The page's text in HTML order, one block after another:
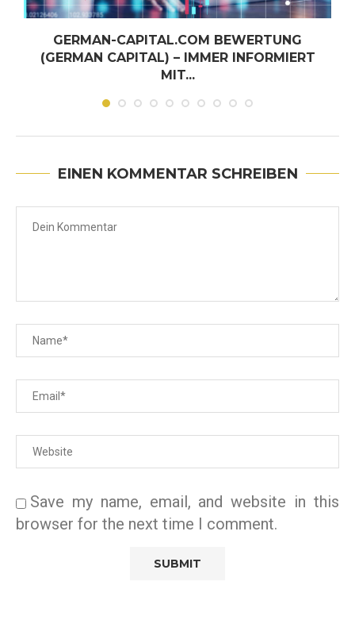
GERMAN-CAPITAL.COM BEWERTUNG
(GERMAN CAPITAL) – IMMER INFORMIERT
MIT...
Juni 30, 2026
EINEN KOMMENTAR SCHREIBEN
Save my name, email, and website in this
browser for the next time I comment.